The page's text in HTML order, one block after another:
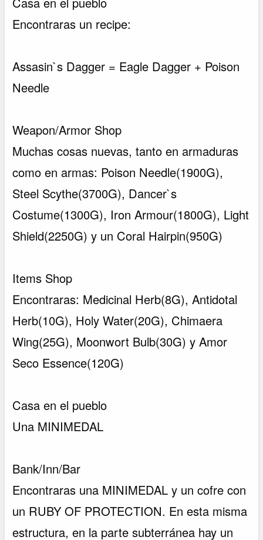
Encontraras un recipe:
Assasin`s Dagger = Eagle Dagger + Poison
Needle
Weapon/Armor Shop
Muchas cosas nuevas, tanto en armaduras
como en armas: Poison Needle(1900G),
Steel Scythe(3700G), Dancer`s
Costume(1300G), Iron Armour(1800G), Light
Shield(2250G) y un Coral Hairpin(950G)
Items Shop
Encontraras: Medicinal Herb(8G), Antidotal
Herb(10G), Holy Water(20G), Chimaera
Wing(25G), Moonwort Bulb(30G) y Amor
Seco Essence(120G)
Casa en el pueblo
Una MINIMEDAL
Bank/Inn/Bar
Encontraras una MINIMEDAL y un cofre con
un RUBY OF PROTECTION. En esta misma
estructura, en la parte subterránea hay un